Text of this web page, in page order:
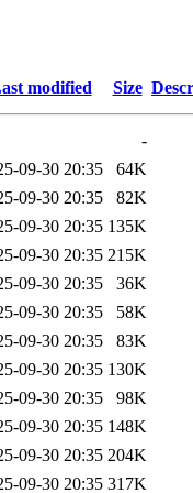
modified Size
-
09-30 20:35
64K
09-30 20:35
82K
09-30 20:35 135K
09-30 20:35 215K
09-30 20:35
36K
09-30 20:35
58K
09-30 20:35
83K
09-30 20:35 130K
09-30 20:35
98K
09-30 20:35 148K
09-30 20:35 204K
09-30 20:35 317K